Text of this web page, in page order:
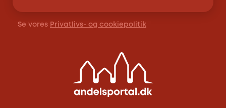
Se vores Privatlivs- og cookiepolitik